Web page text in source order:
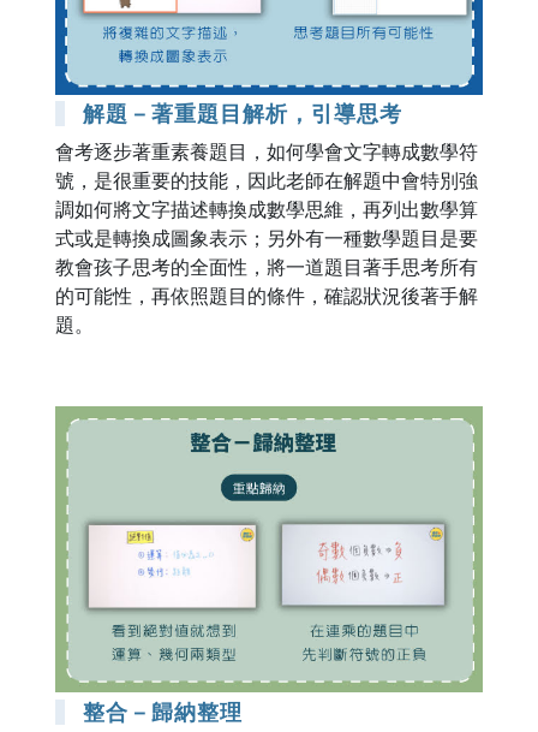
解題－著重題目解析，引導思考
會考逐步著重素養題目，如何學會文字轉成數學符
號，是很重要的技能，因此老師在解題中會特別強
調如何將文字描述轉換成數學思維，再列出數學算
式或是轉換成圖象表示；另外有一種數學題目是要
教會孩子思考的全面性，將一道題目著手思考所有
的可能性，再依照題目的條件，確認狀況後著手解
題。
整合－歸納整理